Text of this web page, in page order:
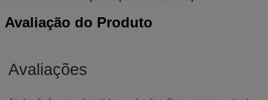
Avaliação do Produto